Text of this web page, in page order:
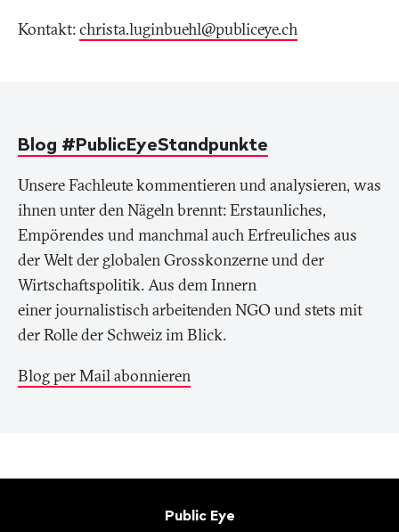
Kontakt:christa.luginbuehl@publiceye.ch
Blog #PublicEyeStandpunkte
Unsere Fachleute kommentieren und analysieren, was
ihnen unter den Nägeln brennt: Erstaunliches,
Empörendes und manchmal auch Erfreuliches aus
der Welt der globalen Grosskonzerne und der
Wirtschaftspolitik. Aus dem Innern
einer journalistisch arbeitenden NGO und stets mit
der Rolle der Schweiz im Blick.
Blog per Mail abonnieren
Public Eye